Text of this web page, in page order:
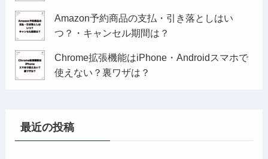
Amazon予約商品の支払・引き落としはい
つ？・キャンセル期間は？
Chrome拡張機能はiPhone・Androidスマホで
使えない？裏ワザは？
最近の投稿